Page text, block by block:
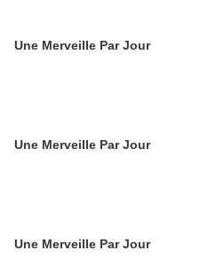
Une Merveille Par Jour
Une Merveille Par Jour
Une Merveille Par Jour